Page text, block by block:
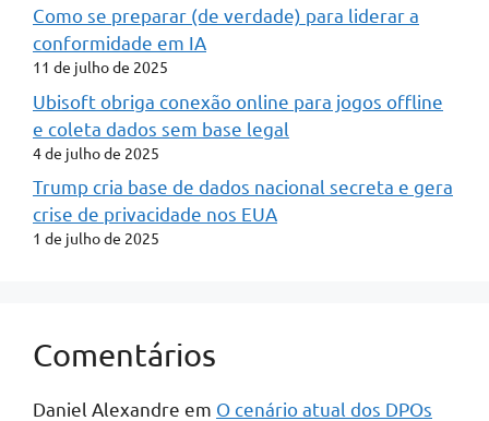
Como se preparar (de verdade) para liderar a
conformidade em IA
11 de julho de 2025
Ubisoft obriga conexão online para jogos offline
e coleta dados sem base legal
4 de julho de 2025
Trump cria base de dados nacional secreta e gera
crise de privacidade nos EUA
1 de julho de 2025
Comentários
Daniel Alexandre em O cenário atual dos DPOs